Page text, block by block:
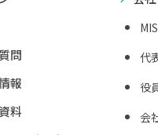
問
報
料
代
役
会